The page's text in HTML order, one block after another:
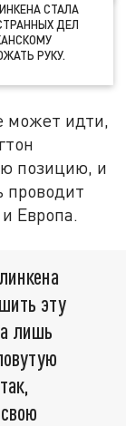
СТАЛА
ДЕЛ
РУКУ.
может идти,
позицию, и
проводит
Европа.
эту
лишь